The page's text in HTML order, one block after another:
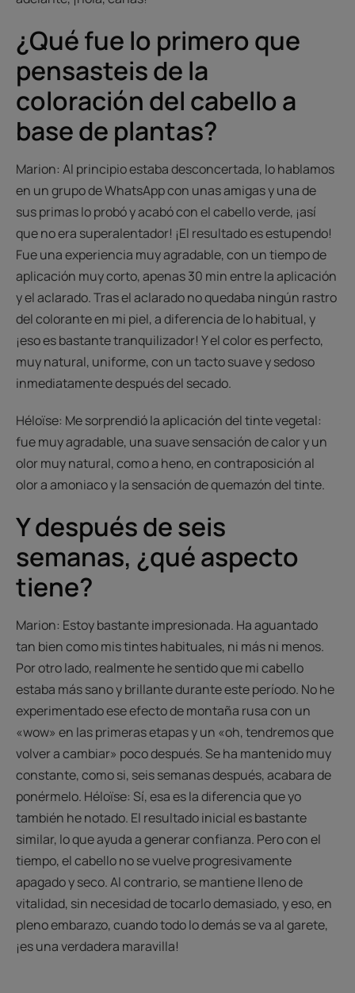
¿Qué fue lo primero que
pensasteis de la
coloración del cabello a
base de plantas?
Marion: Al principio estaba desconcertada, lo hablamos
en un grupo de WhatsApp con unas amigas y una de
sus primas lo probó y acabó con el cabello verde, ¡así
que no era superalentador! ¡El resultado es estupendo!
Fue una experiencia muy agradable, con un tiempo de
aplicación muy corto, apenas 30 min entre la aplicación
y el aclarado. Tras el aclarado no quedaba ningún rastro
del colorante en mi piel, a diferencia de lo habitual, y
¡eso es bastante tranquilizador! Y el color es perfecto,
muy natural, uniforme, con un tacto suave y sedoso
inmediatamente después del secado.
Héloïse: Me sorprendió la aplicación del tinte vegetal:
fue muy agradable, una suave sensación de calor y un
olor muy natural, como a heno, en contraposición al
olor a amoniaco y la sensación de quemazón del tinte.
Y después de seis
semanas, ¿qué aspecto
tiene?
Marion: Estoy bastante impresionada. Ha aguantado
tan bien como mis tintes habituales, ni más ni menos.
Por otro lado, realmente he sentido que mi cabello
estaba más sano y brillante durante este período. No he
experimentado ese efecto de montaña rusa con un
«wow» en las primeras etapas y un «oh, tendremos que
volver a cambiar» poco después. Se ha mantenido muy
constante, como si, seis semanas después, acabara de
ponérmelo. Héloïse: Sí, esa es la diferencia que yo
también he notado. El resultado inicial es bastante
similar, lo que ayuda a generar confianza. Pero con el
tiempo, el cabello no se vuelve progresivamente
apagado y seco. Al contrario, se mantiene lleno de
vitalidad, sin necesidad de tocarlo demasiado, y eso, en
pleno embarazo, cuando todo lo demás se va al garete,
¡es una verdadera maravilla!